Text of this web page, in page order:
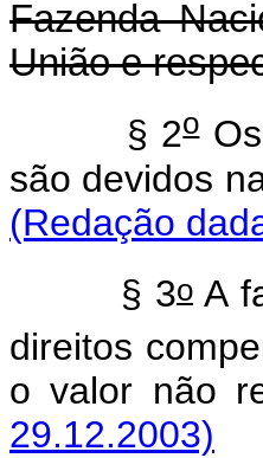
Fazenda
União e
§ 2oOs
são devidos
(Redação
§ 3o A
direitos
o valor
29.12.2003)